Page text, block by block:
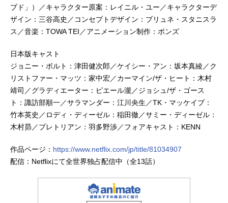
ブド」）／キャラクター原案：レイニル・ユー／キャラクターデ
ザイン：三谷高史／コンセプトデザイン：ブリュネ・スタニスラ
ス／音楽：TOWA TEI／アニメーション制作：ボンズ
日本版キャスト
ジョニー・ボルト：津田健次郎／ケイシー・アン：坂本真綾／ク
リストファー・マッツ：家中宏／カーマイン/ザ・ヒート：木村
靖司／グラディエーター：ピエール瀧／ジョシュ/ザ・ゴース
ト：諏訪部順一／サラマンダー：江川央生／TK・マッケイブ：
竹本英史／ロディ・ディーゼル：稲田徹／サミー・ディーゼル：
木村昴／プレトリアン：羽多野渉／フォアキャスト：KENN
作品ページ： https://www.netflix.com/jp/title/81034907
配信：Netflixにて全世界独占配信中（全13話）